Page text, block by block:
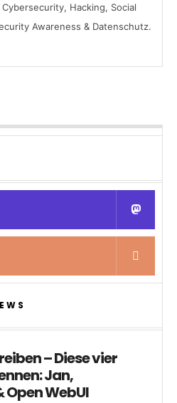
Hacking, Social
Awareness & Datenschutz.
– Diese vier
Jan,
Open WebUI